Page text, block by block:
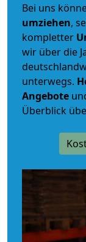
Bei uns
umziehen,
kompletter
wir über die
unterwegs.
Angebote
Überblick